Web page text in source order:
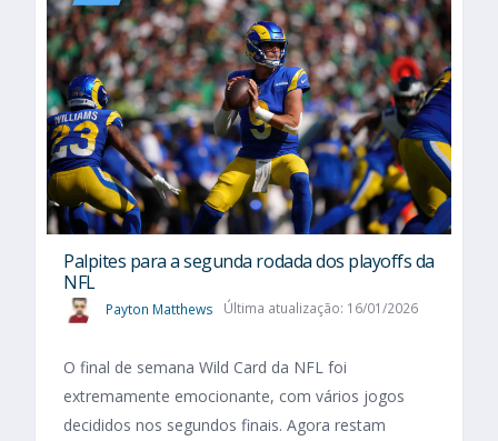
Palpites para a segunda rodada dos playoffs da
NFL
Payton Matthews Última atualização: 16/01/2026
O final de semana Wild Card da NFL foi
extremamente emocionante, com vários jogos
decididos nos segundos finais. Agora restam